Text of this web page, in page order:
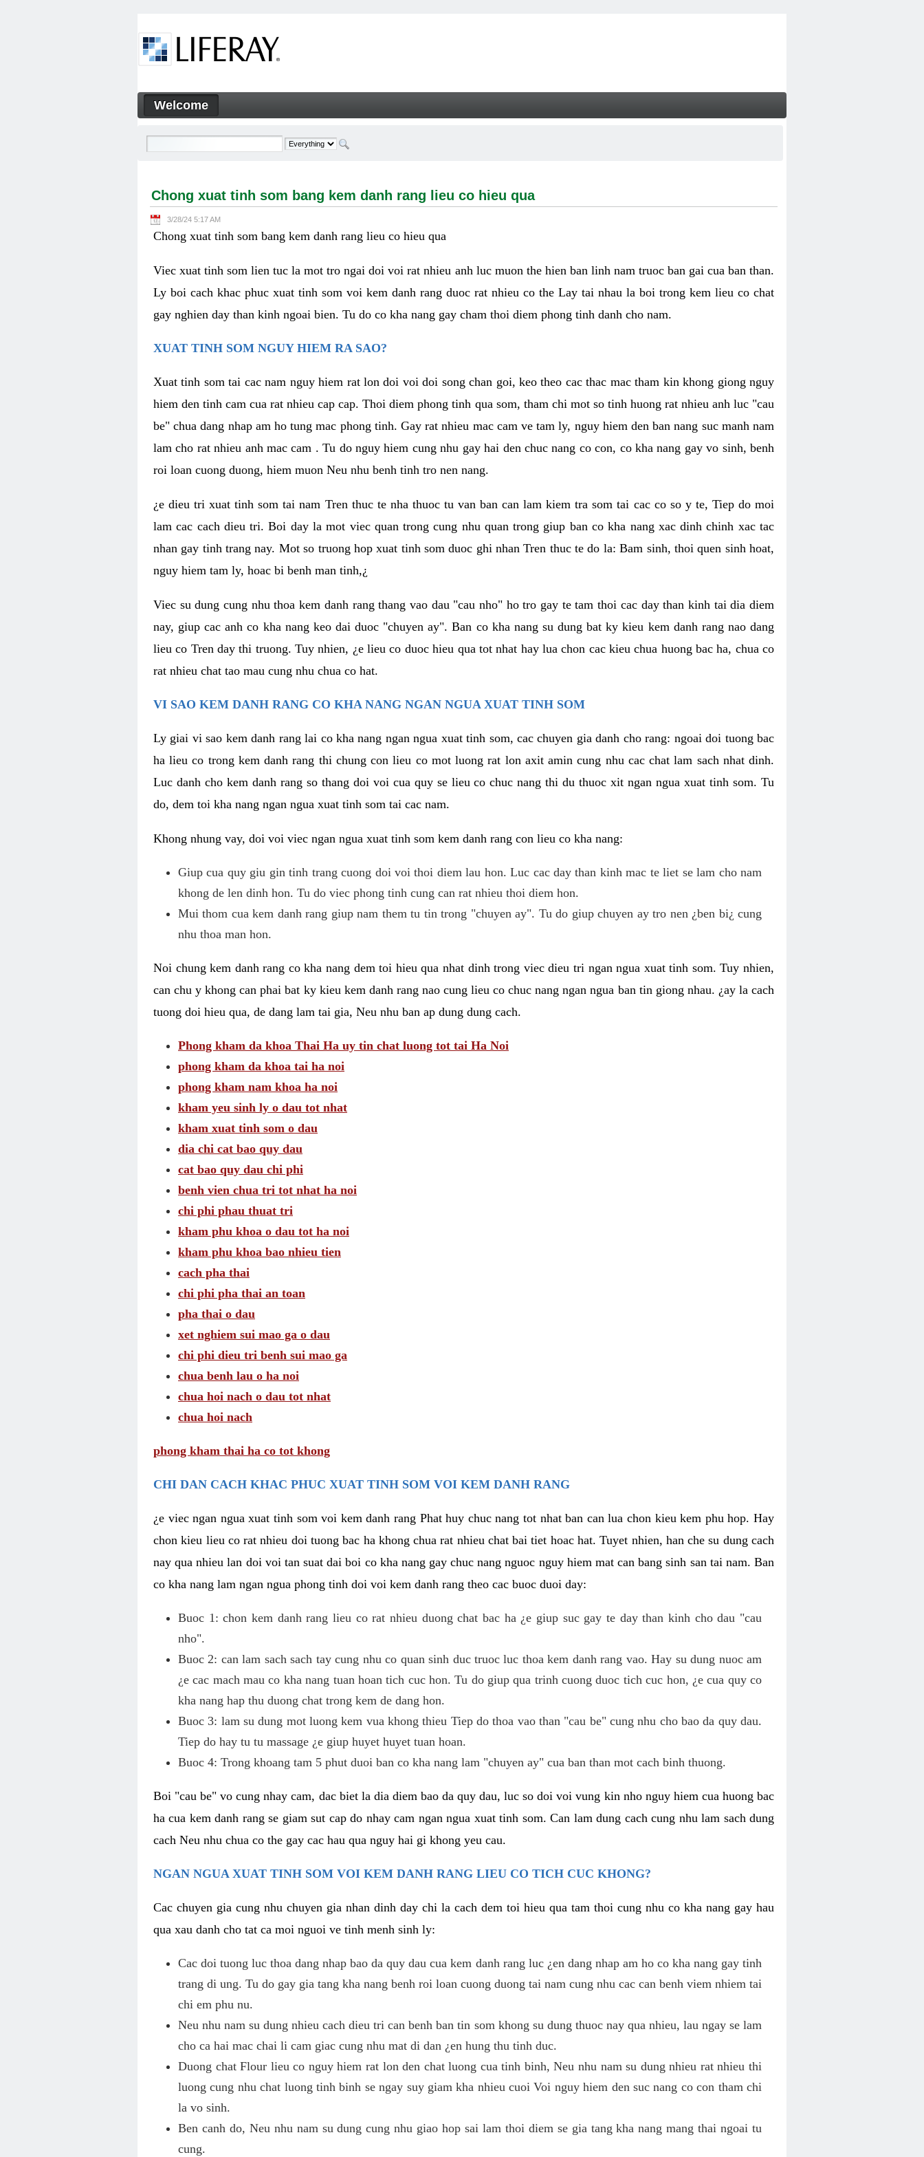
Chong xuat tinh som bang kem danh rang lieu co hieu qua - Welcome
Navigation
Welcome
Chong xuat tinh som bang kem danh rang lieu co hieu qua
3/28/24 5:17 AM
Chong xuat tinh som bang kem danh rang lieu co hieu qua
Viec xuat tinh som lien tuc la mot tro ngai doi voi rat nhieu anh luc muon the hien ban linh nam truoc ban gai cua ban than.
Ly boi cach khac phuc xuat tinh som voi kem danh rang duoc rat nhieu co the Lay tai nhau la boi trong kem lieu co chat
gay nghien day than kinh ngoai bien. Tu do co kha nang gay cham thoi diem phong tinh danh cho nam.
XUAT TINH SOM NGUY HIEM RA SAO?
Xuat tinh som tai cac nam nguy hiem rat lon doi voi doi song chan goi, keo theo cac thac mac tham kin khong giong nguy
hiem den tinh cam cua rat nhieu cap cap. Thoi diem phong tinh qua som, tham chi mot so tinh huong rat nhieu anh luc "cau
be" chua dang nhap am ho tung mac phong tinh. Gay rat nhieu mac cam ve tam ly, nguy hiem den ban nang suc manh nam
lam cho rat nhieu anh mac cam . Tu do nguy hiem cung nhu gay hai den chuc nang co con, co kha nang gay vo sinh, benh
roi loan cuong duong, hiem muon Neu nhu benh tinh tro nen nang.
¿e dieu tri xuat tinh som tai nam Tren thuc te nha thuoc tu van ban can lam kiem tra som tai cac co so y te, Tiep do moi
lam cac cach dieu tri. Boi day la mot viec quan trong cung nhu quan trong giup ban co kha nang xac dinh chinh xac tac
nhan gay tinh trang nay. Mot so truong hop xuat tinh som duoc ghi nhan Tren thuc te do la: Bam sinh, thoi quen sinh hoat,
nguy hiem tam ly, hoac bi benh man tinh,¿
Viec su dung cung nhu thoa kem danh rang thang vao dau "cau nho" ho tro gay te tam thoi cac day than kinh tai dia diem
nay, giup cac anh co kha nang keo dai duoc "chuyen ay". Ban co kha nang su dung bat ky kieu kem danh rang nao dang
lieu co Tren day thi truong. Tuy nhien, ¿e lieu co duoc hieu qua tot nhat hay lua chon cac kieu chua huong bac ha, chua co
rat nhieu chat tao mau cung nhu chua co hat.
VI SAO KEM DANH RANG CO KHA NANG NGAN NGUA XUAT TINH SOM
Ly giai vi sao kem danh rang lai co kha nang ngan ngua xuat tinh som, cac chuyen gia danh cho rang: ngoai doi tuong bac
ha lieu co trong kem danh rang thi chung con lieu co mot luong rat lon axit amin cung nhu cac chat lam sach nhat dinh.
Luc danh cho kem danh rang so thang doi voi cua quy se lieu co chuc nang thi du thuoc xit ngan ngua xuat tinh som. Tu
do, dem toi kha nang ngan ngua xuat tinh som tai cac nam.
Khong nhung vay, doi voi viec ngan ngua xuat tinh som kem danh rang con lieu co kha nang:
Giup cua quy giu gin tinh trang cuong doi voi thoi diem lau hon. Luc cac day than kinh mac te liet se lam cho nam
khong de len dinh hon. Tu do viec phong tinh cung can rat nhieu thoi diem hon.
Mui thom cua kem danh rang giup nam them tu tin trong "chuyen ay". Tu do giup chuyen ay tro nen ¿ben bi¿ cung
nhu thoa man hon.
Noi chung kem danh rang co kha nang dem toi hieu qua nhat dinh trong viec dieu tri ngan ngua xuat tinh som. Tuy nhien,
can chu y khong can phai bat ky kieu kem danh rang nao cung lieu co chuc nang ngan ngua ban tin giong nhau. ¿ay la cach
tuong doi hieu qua, de dang lam tai gia, Neu nhu ban ap dung dung cach.
Phong kham da khoa Thai Ha uy tin chat luong tot tai Ha Noi
phong kham da khoa tai ha noi
phong kham nam khoa ha noi
kham yeu sinh ly o dau tot nhat
kham xuat tinh som o dau
dia chi cat bao quy dau
cat bao quy dau chi phi
benh vien chua tri tot nhat ha noi
chi phi phau thuat tri
kham phu khoa o dau tot ha noi
kham phu khoa bao nhieu tien
cach pha thai
chi phi pha thai an toan
pha thai o dau
xet nghiem sui mao ga o dau
chi phi dieu tri benh sui mao ga
chua benh lau o ha noi
chua hoi nach o dau tot nhat
chua hoi nach
phong kham thai ha co tot khong
CHI DAN CACH KHAC PHUC XUAT TINH SOM VOI KEM DANH RANG
¿e viec ngan ngua xuat tinh som voi kem danh rang Phat huy chuc nang tot nhat ban can lua chon kieu kem phu hop. Hay
chon kieu lieu co rat nhieu doi tuong bac ha khong chua rat nhieu chat bai tiet hoac hat. Tuyet nhien, han che su dung cach
nay qua nhieu lan doi voi tan suat dai boi co kha nang gay chuc nang nguoc nguy hiem mat can bang sinh san tai nam. Ban
co kha nang lam ngan ngua phong tinh doi voi kem danh rang theo cac buoc duoi day:
Buoc 1: chon kem danh rang lieu co rat nhieu duong chat bac ha ¿e giup suc gay te day than kinh cho dau "cau
nho".
Buoc 2: can lam sach sach tay cung nhu co quan sinh duc truoc luc thoa kem danh rang vao. Hay su dung nuoc am
¿e cac mach mau co kha nang tuan hoan tich cuc hon. Tu do giup qua trinh cuong duoc tich cuc hon, ¿e cua quy co
kha nang hap thu duong chat trong kem de dang hon.
Buoc 3: lam su dung mot luong kem vua khong thieu Tiep do thoa vao than "cau be" cung nhu cho bao da quy dau.
Tiep do hay tu tu massage ¿e giup huyet huyet tuan hoan.
Buoc 4: Trong khoang tam 5 phut duoi ban co kha nang lam "chuyen ay" cua ban than mot cach binh thuong.
Boi "cau be" vo cung nhay cam, dac biet la dia diem bao da quy dau, luc so doi voi vung kin nho nguy hiem cua huong bac
ha cua kem danh rang se giam sut cap do nhay cam ngan ngua xuat tinh som. Can lam dung cach cung nhu lam sach dung
cach Neu nhu chua co the gay cac hau qua nguy hai gi khong yeu cau.
NGAN NGUA XUAT TINH SOM VOI KEM DANH RANG LIEU CO TICH CUC KHONG?
Cac chuyen gia cung nhu chuyen gia nhan dinh day chi la cach dem toi hieu qua tam thoi cung nhu co kha nang gay hau
qua xau danh cho tat ca moi nguoi ve tinh menh sinh ly:
Cac doi tuong luc thoa dang nhap bao da quy dau cua kem danh rang luc ¿en dang nhap am ho co kha nang gay tinh
trang di ung. Tu do gay gia tang kha nang benh roi loan cuong duong tai nam cung nhu cac can benh viem nhiem tai
chi em phu nu.
Neu nhu nam su dung nhieu cach dieu tri can benh ban tin som khong su dung thuoc nay qua nhieu, lau ngay se lam
cho ca hai mac chai li cam giac cung nhu mat di dan ¿en hung thu tinh duc.
Duong chat Flour lieu co nguy hiem rat lon den chat luong cua tinh binh, Neu nhu nam su dung nhieu rat nhieu thi
luong cung nhu chat luong tinh binh se ngay suy giam kha nhieu cuoi Voi nguy hiem den suc nang co con tham chi
la vo sinh.
Ben canh do, Neu nhu nam su dung cung nhu giao hop sai lam thoi diem se gia tang kha nang mang thai ngoai tu
cung.